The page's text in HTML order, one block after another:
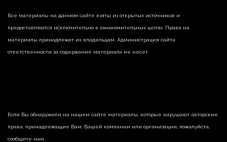
Все материалы на данном сайте взяты из открытых источников и
предоставляются исключительно в ознакомительных целях. Права на
материалы принадлежат их владельцам. Администрация сайта
ответственности за содержание материала не несет.
Если Вы обнаружили на нашем сайте материалы, которые нарушают авторские
права, принадлежащие Вам, Вашей компании или организации, пожалуйста,
сообщите нам.